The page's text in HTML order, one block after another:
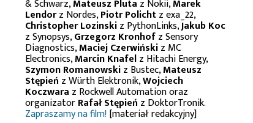
& Schwarz,Mateusz Pluta z Nokii,Marek
Lendorz Nordes,Piotr Polichtz exa_22,
Christopher Lozinskiz PythonLinks,Jakub Koc
z Synopsys,Grzegorz Kronhofz Sensory
Diagnostics,Maciej Czerwińskiz MC
Electronics,Marcin Knafelz Hitachi Energy,
Szymon Romanowskiz Bustec,Mateusz
Stępień z Würth Elektronik,Wojciech
Koczwara z Rockwell Automation oraz
organizatorRafał Stępień z DoktorTronik.
Zapraszamy na film![materiał redakcyjny]